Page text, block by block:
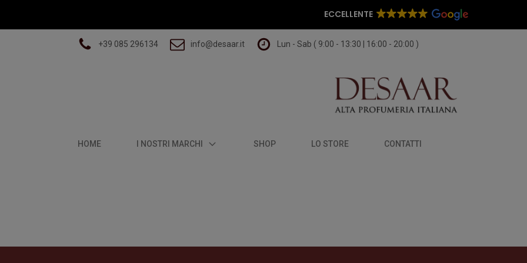
ECCELLENTE
+39 085 296134 info@desaar.it Lun - Sab ( 9:00 - 13:30 | 16:00 - 20:00 )
HOME I NOSTRI MARCHI SHOP LO STORE CONTATTI